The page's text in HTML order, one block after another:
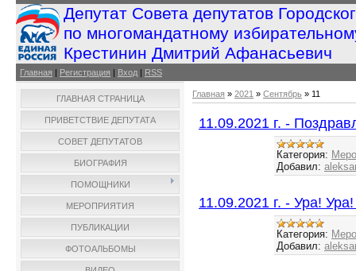
Депутат Совета депутатов
по многомандатному
Крестинин Дмитрий Афанасьевич
Главная | Регистрация | Вход | RSS
ГЛАВНАЯ СТРАНИЦА
ПРИВЕТСТВИЕ ДЕПУТАТА
СОВЕТ ДЕПУТАТОВ
БИОГРАФИЯ
ПОМОЩНИКИ
МЕРОПРИЯТИЯ
ПУБЛИКАЦИИ
ФОТОАЛЬБОМЫ
Главная » 2021 » Сентябрь » 11
11.09.2021 г. -
Категория:
Добавил:
11.09.2021 г. - Ура!
Категория:
Добавил: